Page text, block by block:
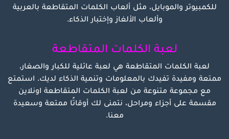
للكمبيوتر والموبايل، مثل ألعاب الكلمات المتقاطعة بالعربية
وألعاب الألغاز وإختبار الذكاء.
لعبة الكلمات المتقاطعة
لعبة الكلمات المتقاطعة هي لعبة عائلية للكبار والصغار،
ممتعة ومفيدة تفيدك بالمعلومات وتنمية الذكاء لديك. استمتع
مع مجموعة متنوعة من لعبة الكلمات المتقاطعة اونلاين
مقسمة على أجزاء ومراحل، نتمنى لك أوقاتًا ممتعة وسعيدة
معنا.